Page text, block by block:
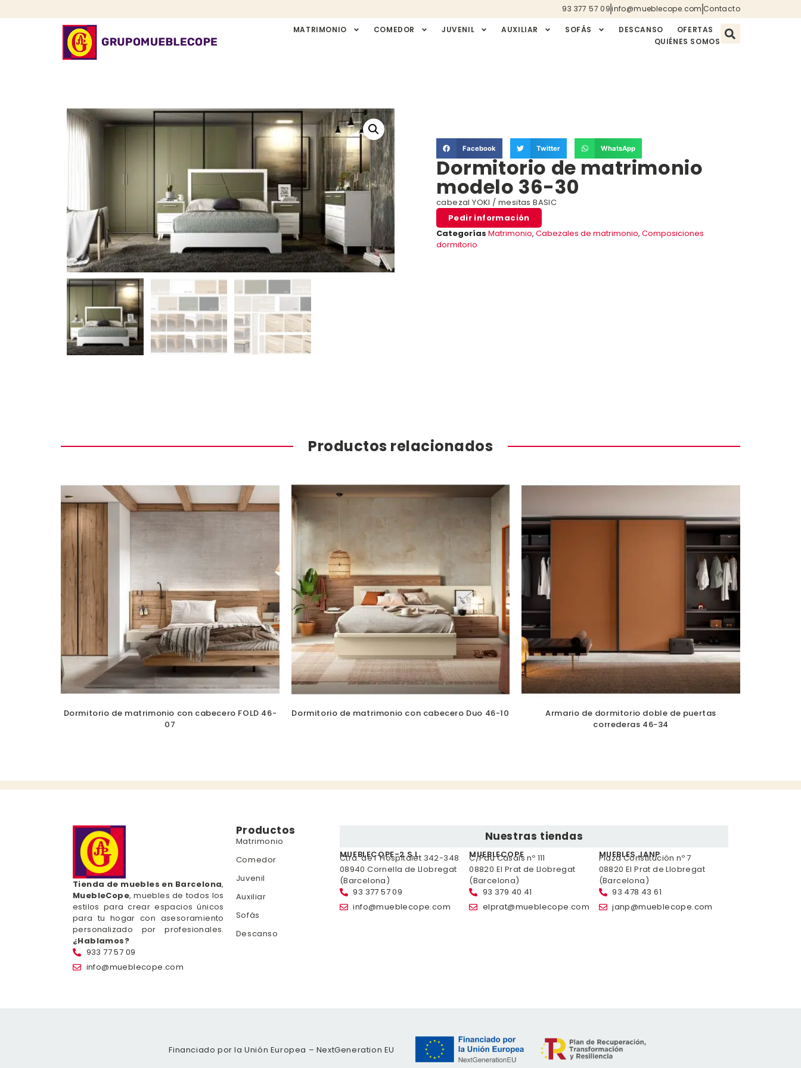
93 377 57 09info@mueblecope.com Contacto
MATRIMONIO COMEDOR JUVENIL AUXILIAR SOFÁS DESCANSO
OFERTAS
QUIÉNES SOMOS
Facebook Twitter WhatsApp
Dormitorio de matrimonio
modelo 36-30
cabezal YOKI / mesitas BASIC
Pedir información
Categorías Matrimonio, Cabezales de matrimonio, Composiciones
dormitorio
Productos relacionados
Dormitorio de matrimonio con cabecero FOLD 46-
07
Dormitorio de matrimonio con cabecero Duo 46-10
Armario de dormitorio doble de puertas
correderas 46-34
Tienda de muebles en Barcelona,
MuebleCope, muebles de todos los
estilos para crear espacios únicos
para tu hogar con asesoramiento
personalizado por profesionales.
¿Hablamos?
933 77 57 09
info@mueblecope.com
Productos
Matrimonio
Comedor
Juvenil
Auxiliar
Sofás
Descanso
Nuestras tiendas
MUEBLECOPE-2 S.L.
Ctra. de l´Hospitalet 342-348
08940 Cornella de Llobregat
(Barcelona)
93 377 57 09
info@mueblecope.com
MUEBLECOPE
C/Pau Casals nº 111
08820 El Prat de Llobregat
(Barcelona)
93 379 40 41
elprat@mueblecope.com
MUEBLES JANP
Plaza Constitución nº 7
08820 El Prat de Llobregat
(Barcelona)
93 478 43 61
janp@mueblecope.com
Financiado por la Unión Europea – NextGeneration EU